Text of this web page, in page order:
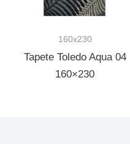
160x230
Tapete Toledo Aqua 04
160×230